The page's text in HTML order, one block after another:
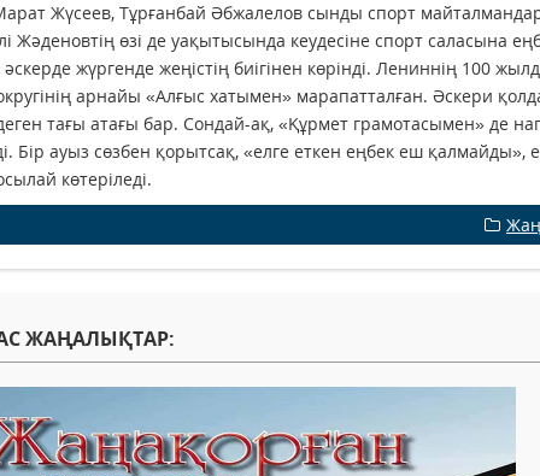
Жүсеев, Тұрғанбай Әбжалелов сынды спорт
Жәденовтің өзі де уақытысында кеудесіне спорт саласына
әскерде жүргенде жеңістің биігінен көрінді. Лениннің 100
арнайы «Алғыс хатымен» марапатталған. Әскери
тағы атағы бар. Сондай-ақ, «Құрмет грамотасымен» де
Бір ауыз сөзбен қорытсақ, «елге еткен еңбек еш
көтеріледі.
ЖАҢАЛЫҚТАР: